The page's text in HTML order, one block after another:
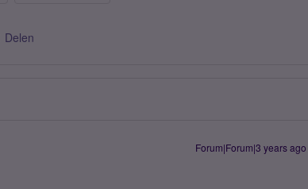
Delen
Forum|Forum|3 years ago